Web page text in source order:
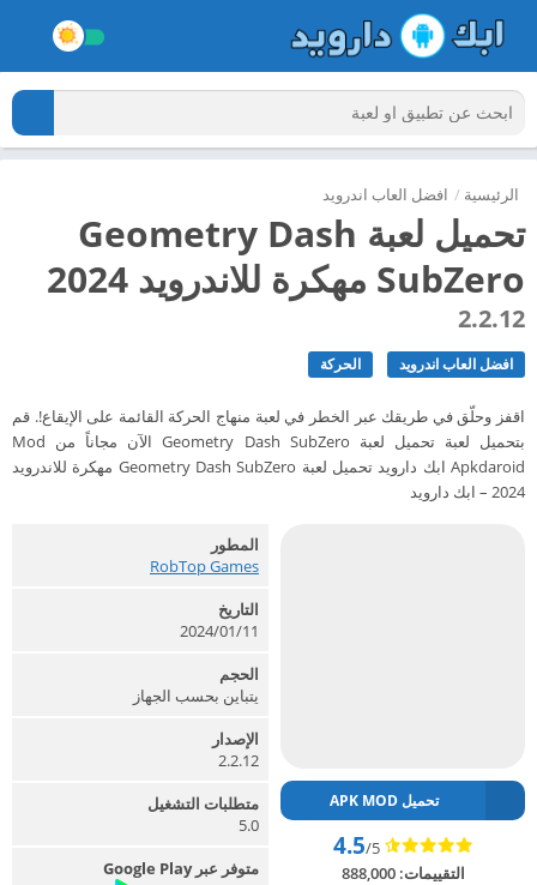
الرئيسية / افضل العاب اندرويد
تحميل لعبة Geometry Dash
SubZero مهكرة للاندرويد 2024
2.2.12
افضل العاب اندرويد الحركة
اقفز وحلّق في طريقك عبر الخطر في لعبة منهاج الحركة القائمة على الإيقاع!. قم
بتحميل لعبة تحميل لعبة Geometry Dash SubZero الآن مجاناً من Mod
Apkdaroid ابك دارويد تحميل لعبة Geometry Dash SubZero مهكرة للاندرويد
2024 – ابك دارويد
تحميل APK MOD
4.5/5
التقييمات:888,000
المطور
RobTop Games‏
التاريخ
2024/01/11
الحجم
يتباين بحسب الجهاز
الإصدار
2.2.12
متطلبات التشغيل
5.0
متوفر عبر Google Play